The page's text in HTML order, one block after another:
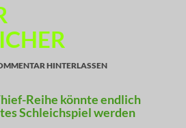
HINTERLASSEN
Reihe könnte endlich
Schleichspiel werden